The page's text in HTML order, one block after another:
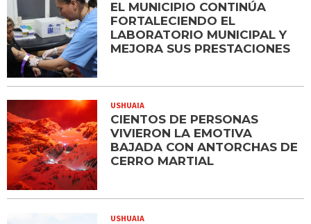
EL MUNICIPIO CONTINÚA
FORTALECIENDO EL
LABORATORIO MUNICIPAL Y
MEJORA SUS PRESTACIONES
USHUAIA
CIENTOS DE PERSONAS
VIVIERON LA EMOTIVA
BAJADA CON ANTORCHAS DE
CERRO MARTIAL
USHUAIA